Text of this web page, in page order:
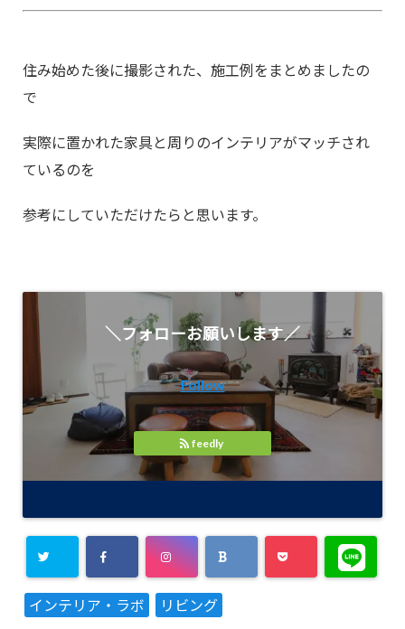
住み始めた後に撮影された、施工例をまとめましたの
で
実際に置かれた家具と周りのインテリアがマッチされ
ているのを
参考にしていただけたらと思います。
＼フォローお願いします／
Follow
feedly
インテリア・ラボ
リビング